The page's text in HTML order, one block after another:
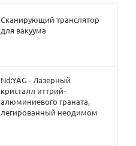
Сканирующий транслятор
для вакуума
Nd:YAG - Лазерный
кристалл иттрий-
алюминиевого граната,
легированный неодимом